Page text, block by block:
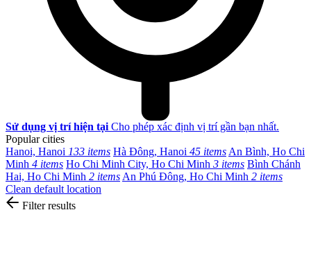
Sử dụng vị trí hiện tại Cho phép xác định vị trí gần bạn nhất.
Popular cities
Hanoi, Hanoi 133 items Hà Đông, Hanoi 45 items An Bình, Ho Chi
Minh 4 items Ho Chi Minh City, Ho Chi Minh 3 items Bình Chánh
Hai, Ho Chi Minh 2 items An Phú Đông, Ho Chi Minh 2 items
Clean default location
Filter results